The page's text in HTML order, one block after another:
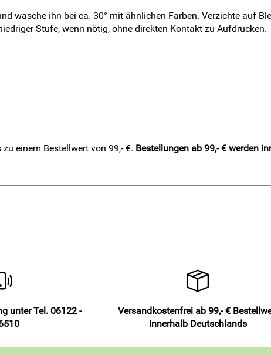
wasche ihn bei ca. 30° mit ähnlichen Farben. Verzichte auf
Stufe, wenn nötig, ohne direkten Kontakt zu Aufdrucken.
einem Bestellwert von 99,- €. Bestellungen ab 99,- € werden
unter Tel. 06122 -
Versandkostenfrei ab 99,- €
innerhalb Deutschlands